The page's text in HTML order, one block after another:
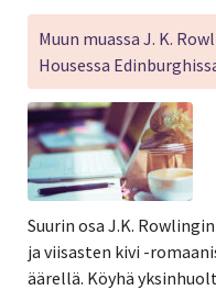
Muun muassa J. K.
Housessa
Suurin osa J.K.
ja viisasten kivi -
äärellä. Köyhä